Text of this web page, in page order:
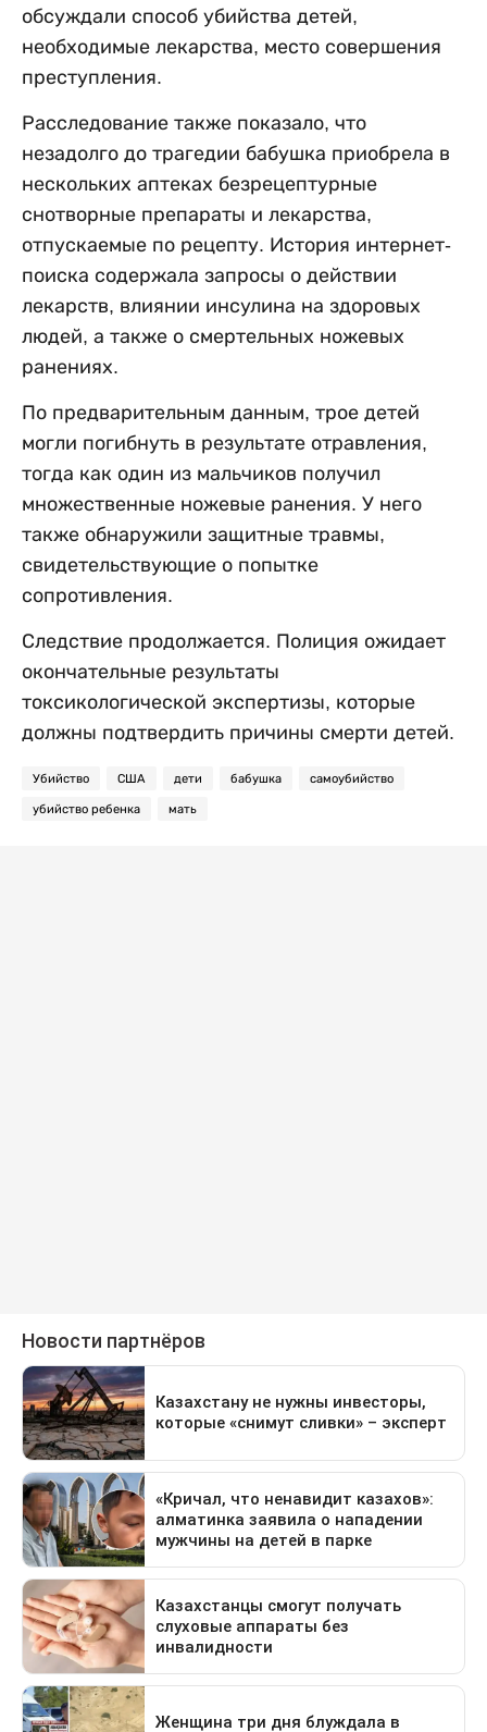
обсуждали способ убийства детей,
необходимые лекарства, место совершения
преступления.
Расследование также показало, что
незадолго до трагедии бабушка приобрела в
нескольких аптеках безрецептурные
снотворные препараты и лекарства,
отпускаемые по рецепту. История интернет-
поиска содержала запросы о действии
лекарств, влиянии инсулина на здоровых
людей, а также о смертельных ножевых
ранениях.
По предварительным данным, трое детей
могли погибнуть в результате отравления,
тогда как один из мальчиков получил
множественные ножевые ранения. У него
также обнаружили защитные травмы,
свидетельствующие о попытке
сопротивления.
Следствие продолжается. Полиция ожидает
окончательные результаты
токсикологической экспертизы, которые
должны подтвердить причины смерти детей.
Убийство США дети бабушка самоубийство
убийство ребенка мать